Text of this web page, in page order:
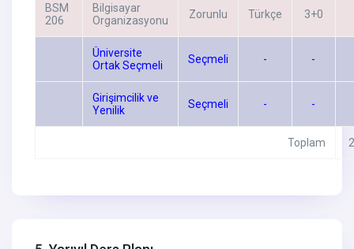
BSM
206
Bilgisayar
Organizasyonu
Zorunlu Türkçe 3+0
Üniversite
Ortak Seçmeli
Seçmeli - -
Girişimcilik ve
Yenilik
Seçmeli - -
Toplam